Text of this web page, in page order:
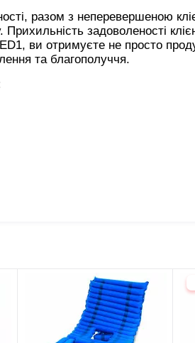
разом з неперевершеною
задоволеності
ви отримуєте не просто
та благополуччя.